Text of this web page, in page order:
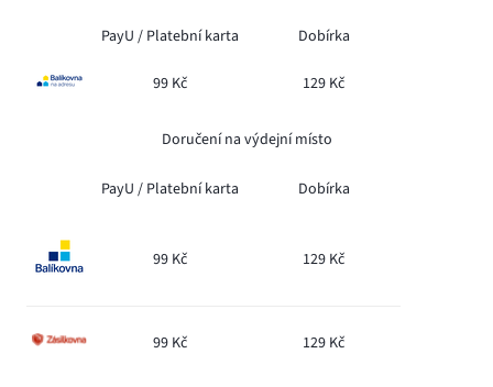
PayU / Platební karta Dobírka
99 Kč 129 Kč
Doručení na výdejní místo
PayU / Platební karta Dobírka
99 Kč 129 Kč
99 Kč 129 Kč